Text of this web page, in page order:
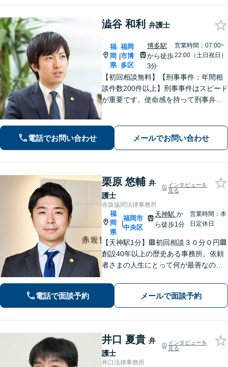
澁谷 和利 弁護士
.
福
岡
県
|
福岡
市博
多区
博多駅
から徒歩
3分
営業時間：07:00~
22:00（土日祝日）
【初回相談無料】【刑事事件：年間相
談件数200件以上】刑事事件はスピード
が重要です。使命感を持って刑事弁護
対応可能：通訳を介さず英語で直接サ
ポート】
電話でお問い合わせ メールでお問い合わせ
栗原 悠輔 弁
護士
インタビューを
見る
赤坂協同法律事務所
福
岡
県
|
福岡市
中央区
天神駅 か
ら徒歩1分
営業時間：本
日定休日
【天神駅1分】🟥初回相談３０分０円🟥
創設40年以上の歴史ある事務所。依頼
者さまの人生にとって何が最善なのか
す。丁寧なサポート＆暖かみのある誠
実な対応を心がけております！【夜
間・休日対応可】
電話で面談予約 メールで面談予約
井口 夏貴 弁
護士
インタビューを
見る
井口法律事務所